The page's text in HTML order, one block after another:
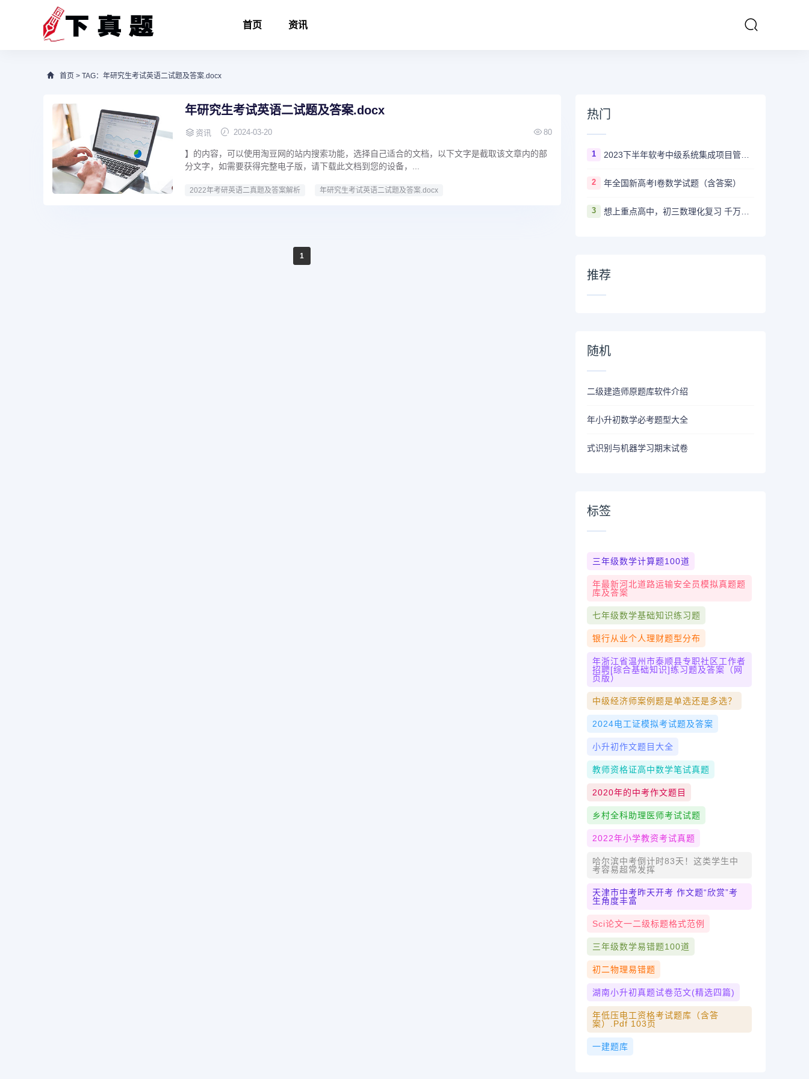
首页 资讯
首页 > TAG：年研究生考试英语二试题及答案.docx
年研究生考试英语二试题及答案.docx
资讯 2024-03-20 80
】的内容，可以使用淘豆网的站内搜索功能，选择自己适合的文档，以下文字是截取该文章内的部
分文字，如需要获得完整电子版，请下载此文档到您的设备，...
2022年考研英语二真题及答案解析 年研究生考试英语二试题及答案.docx
1
热门
1 2023下半年软考中级系统集成项目管理工程师多长时间出成绩
2 年全国新高考I卷数学试题（含答案）
3 想上重点高中，初三数理化复习 千万不要盲目刷真题卷和模拟卷！
推荐
随机
二级建造师原题库软件介绍
年小升初数学必考题型大全
式识别与机器学习期末试卷
标签
三年级数学计算题100道
年最新河北道路运输安全员模拟真题题
库及答案
七年级数学基础知识练习题
银行从业个人理财题型分布
年浙江省温州市泰顺县专职社区工作者
招聘[综合基础知识]练习题及答案（网
页版）
中级经济师案例题是单选还是多选？
2024电工证模拟考试题及答案
小升初作文题目大全
教师资格证高中数学笔试真题
2020年的中考作文题目
乡村全科助理医师考试试题
2022年小学教资考试真题
哈尔滨中考倒计时83天！这类学生中
考容易超常发挥
天津市中考昨天开考 作文题“欣赏”考
生角度丰富
Sci论文一二级标题格式范例
三年级数学易错题100道
初二物理易错题
湖南小升初真题试卷范文(精选四篇)
年低压电工资格考试题库（含答
案）.pdf 103页
一建题库